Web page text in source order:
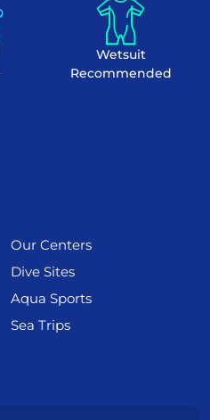
Wetsuit
Recommended
Our Centers
Dive Sites
Aqua Sports
Sea Trips